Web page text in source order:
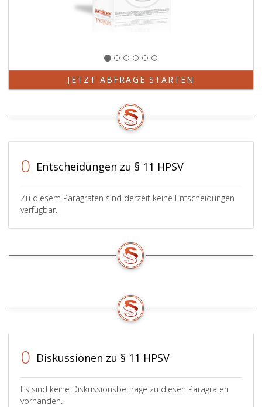
JETZT ABFRAGE STARTEN
0 Entscheidungen zu § 11 HPSV
Zu diesem Paragrafen sind derzeit keine Entscheidungen
verfügbar.
0 Diskussionen zu § 11 HPSV
Es sind keine Diskussionsbeiträge zu diesen Paragrafen
vorhanden.